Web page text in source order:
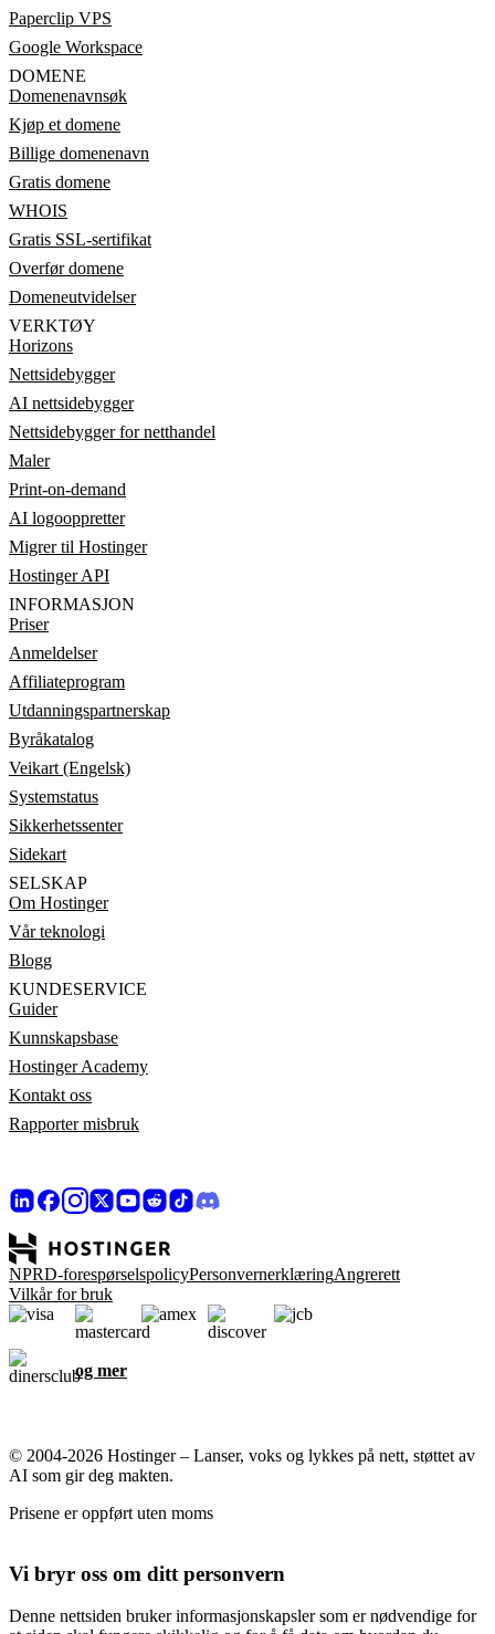
Paperclip VPS
Google Workspace
DOMENE
Domenenavnsøk
Kjøp et domene
Billige domenenavn
Gratis domene
WHOIS
Gratis SSL-sertifikat
Overfør domene
Domeneutvidelser
VERKTØY
Horizons
Nettsidebygger
AI nettsidebygger
Nettsidebygger for netthandel
Maler
Print-on-demand
AI logooppretter
Migrer til Hostinger
Hostinger API
INFORMASJON
Priser
Anmeldelser
Affiliateprogram
Utdanningspartnerskap
Byråkatalog
Veikart (Engelsk)
Systemstatus
Sikkerhetssenter
Sidekart
SELSKAP
Om Hostinger
Vår teknologi
Blogg
KUNDESERVICE
Guider
Kunnskapsbase
Hostinger Academy
Kontakt oss
Rapporter misbruk
NPRD-forespørselspolicyPersonvernerklæringAngrerett
Vilkår for bruk
og mer
© 2004-2026 Hostinger – Lanser, voks og lykkes på nett, støttet av
AI som gir deg makten.
Prisene er oppført uten moms
Vi bryr oss om ditt personvern
Denne nettsiden bruker informasjonskapsler som er nødvendige for